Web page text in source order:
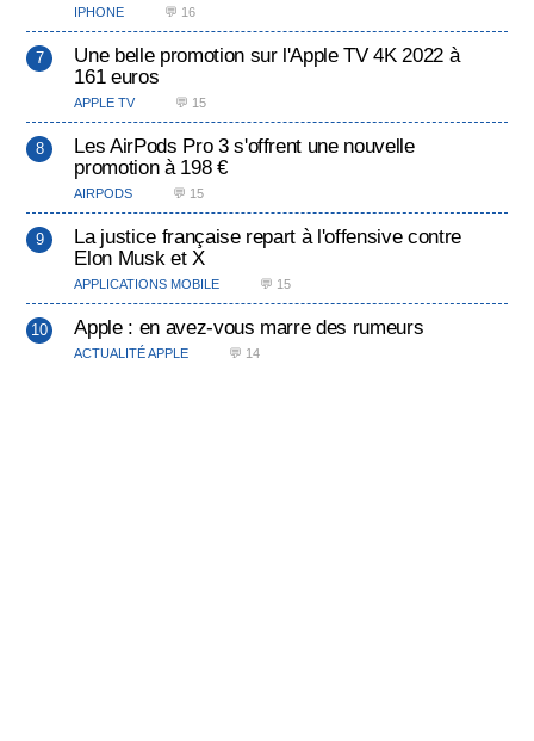
IPHONE 💬 16
Une belle promotion sur l'Apple TV 4K 2022 à
161 euros
APPLE TV 💬 15
Les AirPods Pro 3 s'offrent une nouvelle
promotion à 198 €
AIRPODS 💬 15
La justice française repart à l'offensive contre
Elon Musk et X
APPLICATIONS MOBILE 💬 15
Apple : en avez-vous marre des rumeurs
ACTUALITÉ APPLE 💬 14